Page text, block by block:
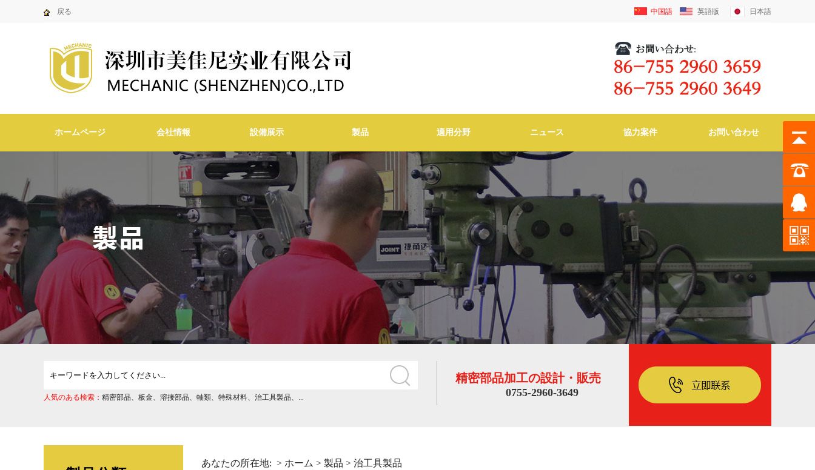
戻る 日本語
英語版
中国語
ホームページ 会社情報 設備展示 製品 適用分野 ニュース 協力案件 お問い合わせ
人気のある検索： 精密部品、 板金、 溶接部品、 軸類、 特殊材料、 治工具製品、...
精密部品加工の設計・販売
0755-2960-3649
あなたの所在地: > ホーム > 製品 > 治工具製品